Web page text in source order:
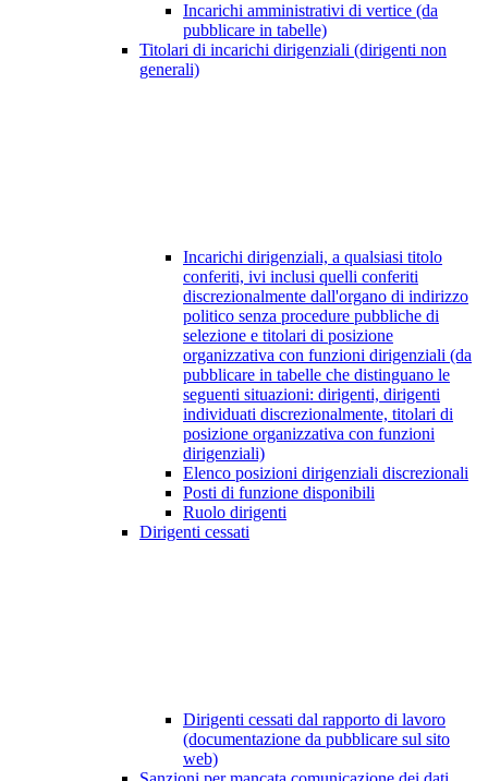
Incarichi amministrativi di vertice (da
pubblicare in tabelle)
Titolari di incarichi dirigenziali (dirigenti non
generali)
Incarichi dirigenziali, a qualsiasi titolo
conferiti, ivi inclusi quelli conferiti
discrezionalmente dall'organo di indirizzo
politico senza procedure pubbliche di
selezione e titolari di posizione
organizzativa con funzioni dirigenziali (da
pubblicare in tabelle che distinguano le
seguenti situazioni: dirigenti, dirigenti
individuati discrezionalmente, titolari di
posizione organizzativa con funzioni
dirigenziali)
Elenco posizioni dirigenziali discrezionali
Posti di funzione disponibili
Ruolo dirigenti
Dirigenti cessati
Dirigenti cessati dal rapporto di lavoro
(documentazione da pubblicare sul sito
web)